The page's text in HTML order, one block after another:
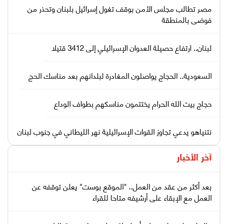
مصر تطالب مجلس الأمن بوقف تغول إسرائيل بلبنان وتحذر من
فوضى بالمنطقة
لبنان.. ارتفاع حصيلة العدوان الإسرائيلي إلى 3412 قتيلا
السعودية.. الحجاج يواصلون المغادرة لبلدانهم بعد مناسك الحج
حجاج بيت الله الحرام يختتمون مناسكهم بطواف الوداع
نتنياهو يدعي تجاوز القوات الإسرائيلية نهر الليطاني في جنوب لبنان
آخر الأخبار
بعد أكثر من عقد من العمل.. "الموقع بوست" يعلن توقفه عن
العمل مع الإبقاء على أرشيفه متاحا للقراء